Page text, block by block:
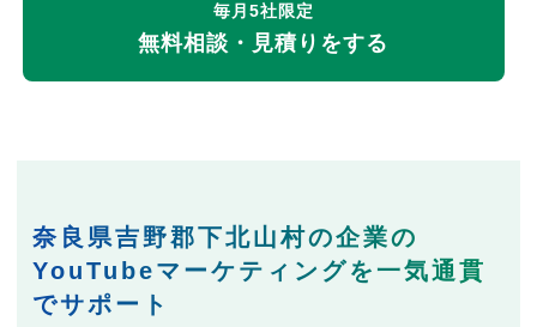
毎月5社限定
無料相談・見積りをする
奈良県吉野郡下北山村の企業の
YouTubeマーケティングを一気通貫
でサポート